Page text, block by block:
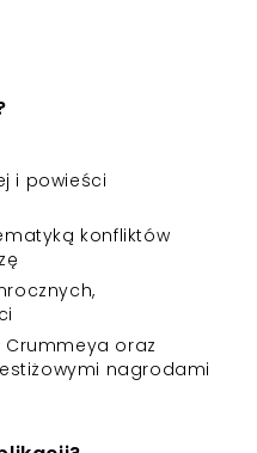
i powieści
konfliktów
oraz
nagrodami